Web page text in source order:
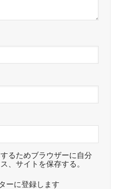
るためブラウザーに自分
、サイトを保存する。
ーに登録します